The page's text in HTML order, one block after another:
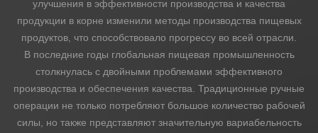
улучшения в эффективности производства и качества
продукции в корне изменили методы производства пищевых
продуктов, что способствовало прогрессу во всей отрасли.
В последние годы глобальная пищевая промышленность
столкнулась с двойными проблемами эффективного
производства и обеспечения качества. Традиционные ручные
операции не только потребляют большое количество рабочей
силы, но также представляют значительную вариабельность